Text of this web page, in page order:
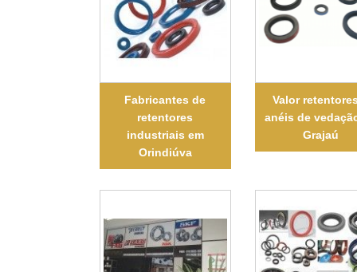
Fabricantes de
retentores
industriais em
Orindiúva
Valor
anéis de
Grajaú